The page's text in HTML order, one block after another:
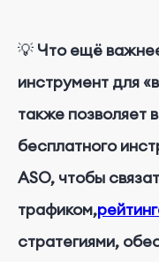
💡 Что ещё
инструмент для
также позволяет
бесплатного
ASO, чтобы
трафиком,
стратегиями,